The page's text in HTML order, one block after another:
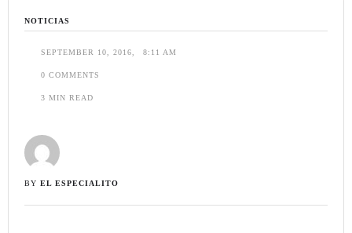
NOTICIAS
SEPTEMBER 10, 2016 8:11 AM
0 COMMENTS
3 MIN READ
BY EL ESPECIALITO